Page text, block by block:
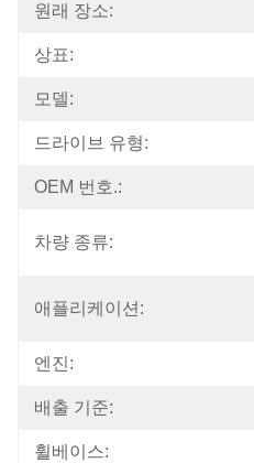
원래 장소:
상표:
모델:
드라이브 유형:
OEM 번호.:
차량 종류:
애플리케이션:
엔진:
배출 기준:
휠베이스: